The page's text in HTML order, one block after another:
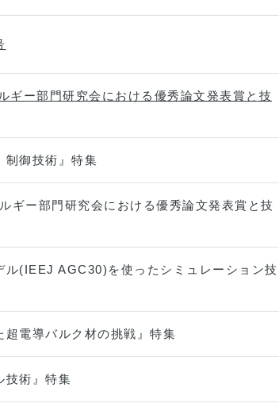
ギー部門研究会における優秀論文発表賞と技
制御技術』特集
ギー部門研究会における優秀論文発表賞と技
ル(IEEJ AGC30)を使ったシミュレーション技
超電導バルク材の挑戦』特集
技術』特集